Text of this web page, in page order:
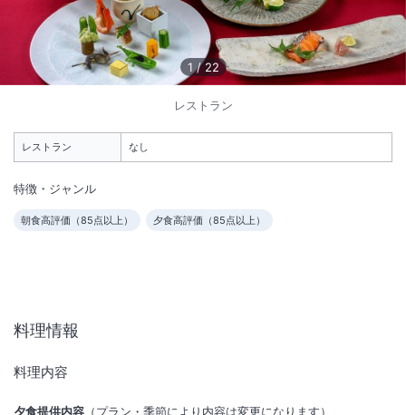
全室に露天風呂をしつらえ、全室が各々違ったたたずまいの部屋で構成
され、ゆったり感とくつろぎ感を体感していただます。
チェックアウト
大浴場あり
施設からのお知らせ
1 /22
レストラン
レストラン なし
特徴・ジャンル
朝食高評価（85点以上） 夕食高評価（85点以上）
料理情報
料理内容
夕食提供内容 （プラン・季節により内容は変更になります）